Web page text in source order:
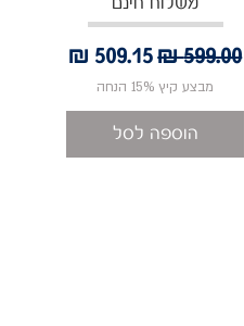
משלוח חינם
מחיר רגיל‏599.00 ‏₪ מחיר מבצע
מבצע קיץ 15% הנחה
הוספה לסל